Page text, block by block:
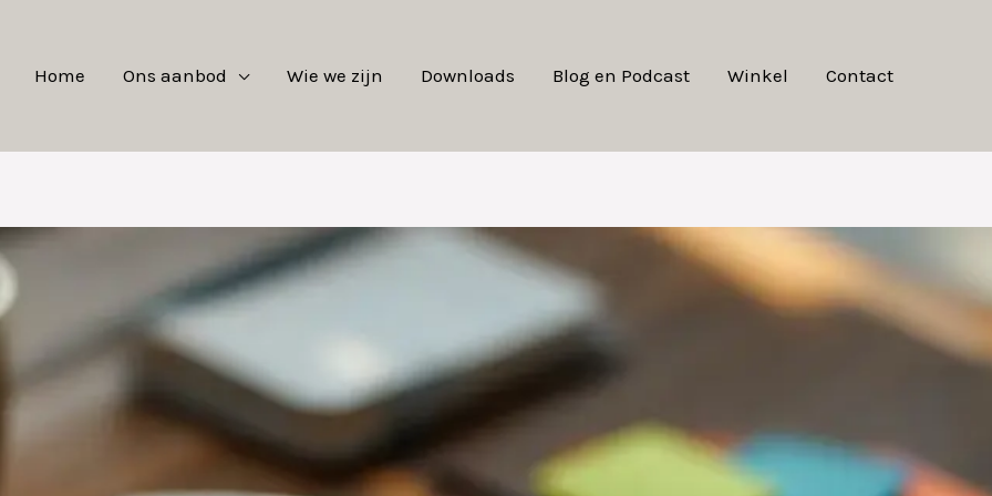
Home Ons aanbod Wie we zijn Downloads Blog en Podcast Winkel Contact